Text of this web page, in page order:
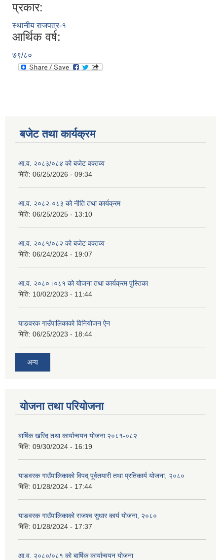
प्रकार:
स्थानीय राजपत्र-१
आर्थिक वर्ष:
७९/८०
बजेट तथा कार्यक्रम
आ.व. २०८३/०८४ को बजेट वक्तव्य
मिति: 06/25/2026 - 09:34
आ.व. २०८२-०८३ को नीति तथा कार्यक्रम
मिति: 06/25/2025 - 13:10
आ.व. २०८१/०८२ को बजेट वक्तव्य
मिति: 06/24/2024 - 19:07
आ.व. २०८०।०८१ को योजना तथा कार्यक्रम पुस्तिका
मिति: 10/02/2023 - 11:44
याङवरक गाउँपालिकाको विनियोजन ऐन
मिति: 06/25/2023 - 18:44
अन्य
योजना तथा परियोजना
बार्षिक खरिद तथा कार्यान्वयन योजना २०८१-०८२
मिति: 09/30/2024 - 16:19
याङवरक गाउँपालिकाको विपद् पूर्वतयारी तथा प्रतिकार्य योजना, २०८०
मिति: 01/28/2024 - 17:44
याङवरक गाउँपालिकाको राजश्व सुधार कार्य योजना, २०८०
मिति: 01/28/2024 - 17:37
आ.व. २०८०/०८१ को बार्षिक कार्यान्वयन योजना